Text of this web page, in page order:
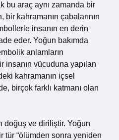
bu araç aynı zamanda bir
kahramanın çabalarının
insanın en derin
eder. Yoğun bakımda
anlamların
insanın vücuduna yapılan
kahramanın içsel
birçok farklı katmanı olan
doğuş ve diriliştir. Yoğun
tür “ölümden sonra yeniden